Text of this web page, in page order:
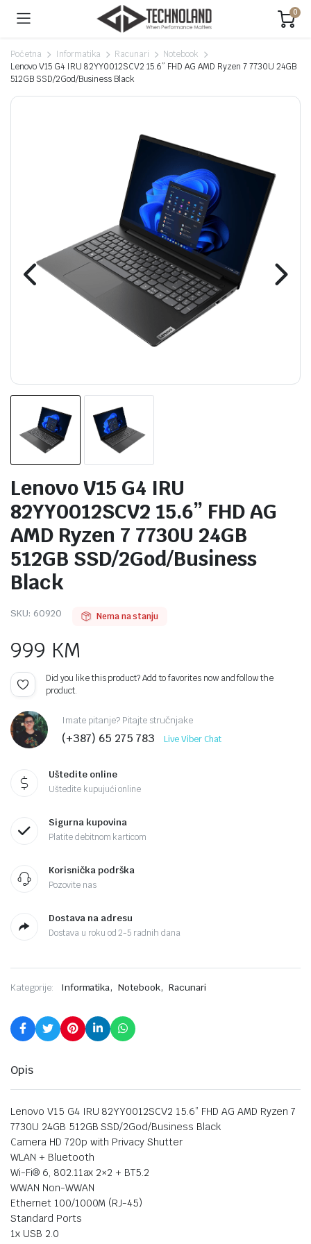
0
Početna Informatika Racunari
Notebook
Lenovo V15 G4 IRU 82YY0012SCV2 15.6” FHD AG AMD Ryzen 7 7730U 24GB
512GB SSD/2God/Business Black
Lenovo V15 G4 IRU
82YY0012SCV2 15.6” FHD AG
AMD Ryzen 7 7730U 24GB
512GB SSD/2God/Business
Black
SKU: 60920 Nema na stanju
999 KM
Did you like this product? Add to favorites now and follow the
product.
Imate pitanje? Pitajte stručnjake
(+387) 65 275 783 Live Viber Chat
Uštedite online
Uštedite kupujući online
Sigurna kupovina
Platite debitnom karticom
Korisnička podrška
Pozovite nas
Dostava na adresu
Dostava u roku od 2-5 radnih dana
Kategorije: Informatika, Notebook, Racunari
Opis
Lenovo V15 G4 IRU 82YY0012SCV2 15.6” FHD AG AMD Ryzen 7
7730U 24GB 512GB SSD/2God/Business Black
Camera HD 720p with Privacy Shutter
WLAN + Bluetooth
Wi-Fi® 6, 802.11ax 2×2 + BT5.2
WWAN Non-WWAN
Ethernet 100/1000M (RJ-45)
Standard Ports
1x USB 2.0